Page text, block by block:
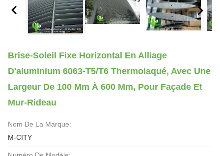
Brise-Soleil Fixe Horizontal En Alliage
D'aluminium 6063-T5/T6 Thermolaqué, Avec Une
Largeur De 100 Mm À 600 Mm, Pour Façade Et
Mur-Rideau
Nom De La Marque:
M-CITY